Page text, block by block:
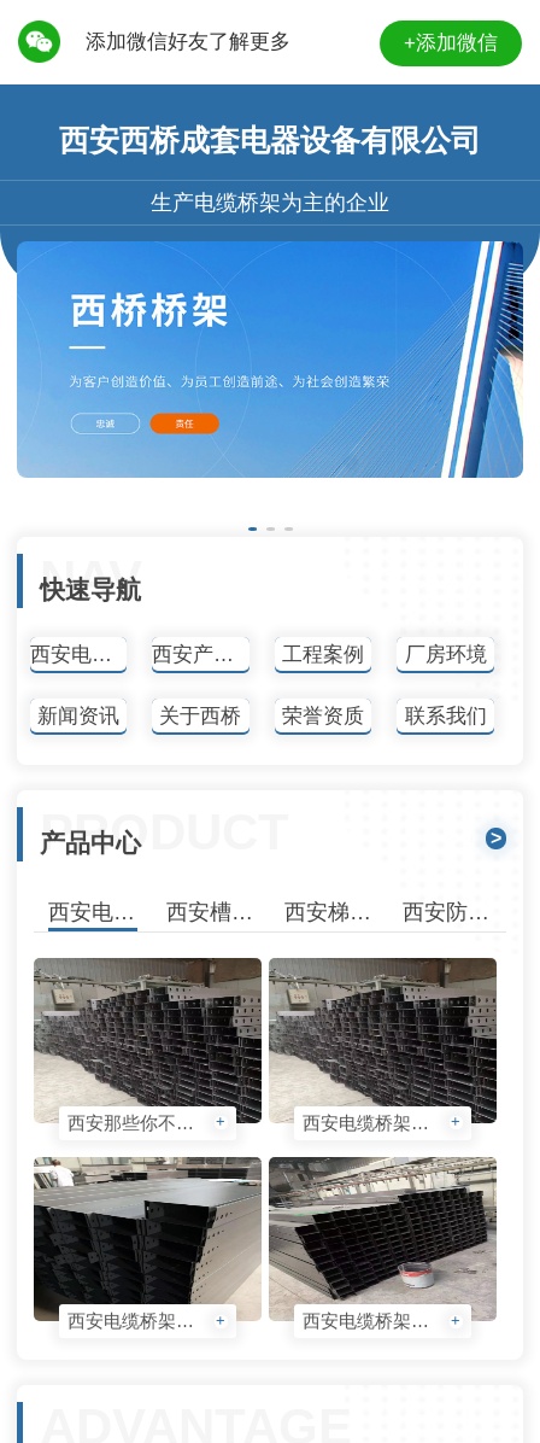
添加微信好友了解更多 +添加微信
西安西桥成套电器设备有限公司
生产电缆桥架为主的企业
NAV
快速导航
西安电缆桥架 西安产品中心 工程案例 厂房环境
新闻资讯 关于西桥 荣誉资质 联系我们
PRODUCT
产品中心 >
西安电缆桥架 西安槽式桥架 西安梯式桥架 西安防火桥架
西安那些你不知道的桥架干货！ + 西安电缆桥架安装 +
西安电缆桥架加工 + 西安电缆桥架生产 +